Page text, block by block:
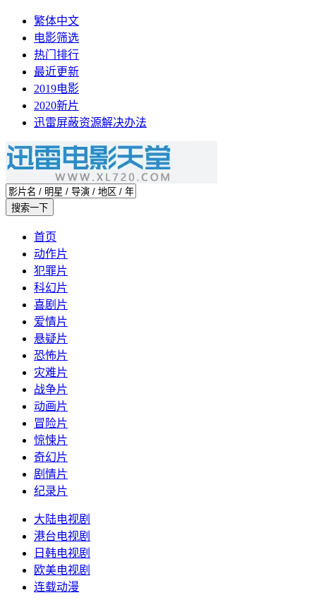
繁体中文
电影筛选
热门排行
最近更新
2019电影
2020新片
迅雷屏蔽资源解决办法
首页
动作片
犯罪片
科幻片
喜剧片
爱情片
悬疑片
恐怖片
灾难片
战争片
动画片
冒险片
惊悚片
奇幻片
剧情片
纪录片
大陆电视剧
港台电视剧
日韩电视剧
欧美电视剧
连载动漫